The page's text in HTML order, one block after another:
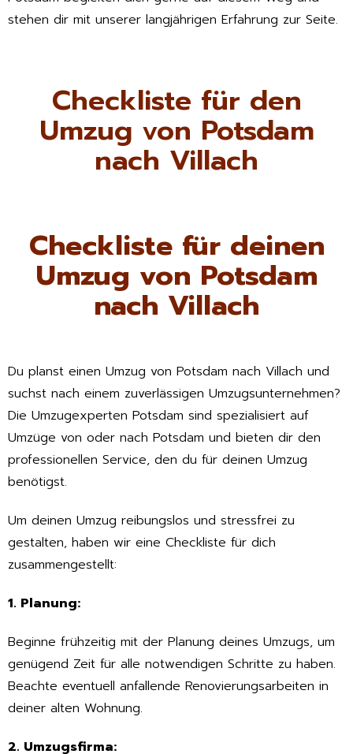
stehen dir mit unserer langjährigen Erfahrung zur Seite.
Checkliste für den
Umzug von Potsdam
nach Villach
Checkliste für deinen
Umzug von Potsdam
nach Villach
Du planst einen Umzug von Potsdam nach Villach und
suchst nach einem zuverlässigen Umzugsunternehmen?
Die Umzugexperten Potsdam sind spezialisiert auf
Umzüge von oder nach Potsdam und bieten dir den
professionellen Service, den du für deinen Umzug
benötigst.
Um deinen Umzug reibungslos und stressfrei zu
gestalten, haben wir eine Checkliste für dich
zusammengestellt:
1. Planung:
Beginne frühzeitig mit der Planung deines Umzugs, um
genügend Zeit für alle notwendigen Schritte zu haben.
Beachte eventuell anfallende Renovierungsarbeiten in
deiner alten Wohnung.
2. Umzugsfirma: